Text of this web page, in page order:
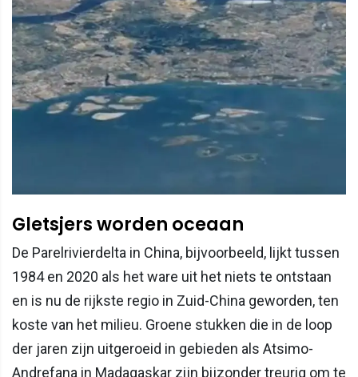
Gletsjers worden oceaan
De Parelrivierdelta in China, bijvoorbeeld, lijkt tussen
1984 en 2020 als het ware uit het niets te ontstaan
en is nu de rijkste regio in Zuid-China geworden, ten
koste van het milieu. Groene stukken die in de loop
der jaren zijn uitgeroeid in gebieden als Atsimo-
Andrefana in Madagaskar zijn bijzonder treurig om te